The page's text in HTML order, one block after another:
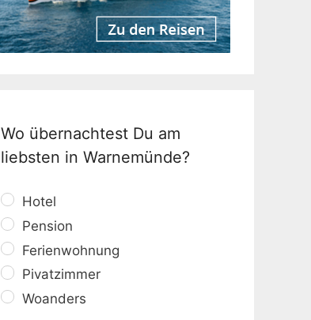
Wo übernachtest Du am
liebsten in Warnemünde?
Hotel
Pension
Ferienwohnung
Pivatzimmer
Woanders